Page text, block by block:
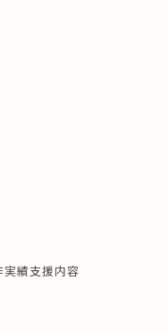
実績支援内容